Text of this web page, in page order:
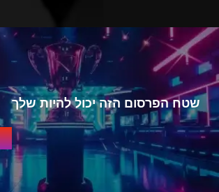
שטח הפרסום הזה יכול להיות שלך